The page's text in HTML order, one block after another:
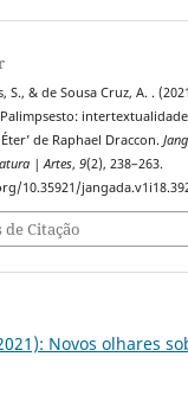
S., & de Sousa Cruz, A. .
de Raphael Draccon.
| Artes,9(2), 238–263.
10.35921/
de Citação
Novos olhares